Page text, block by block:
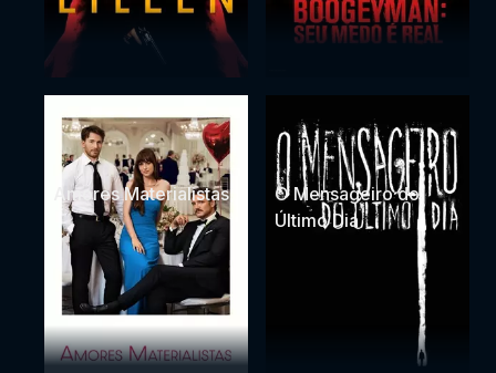
Amores Materialistas
O Mensageiro do
Último Dia